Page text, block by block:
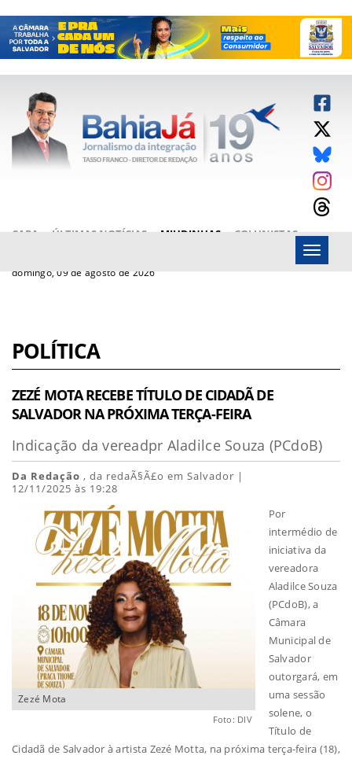
CAPA ÚLTIMAS NOTÍCIAS MIUDINHAS
COLUNISTAS
domingo, 09 de agosto de 2026
Menu
POLÍTICA
ZEZÉ MOTA RECEBE TÍTULO DE CIDADÃ DE
SALVADOR NA PRÓXIMA TERÇA-FEIRA
Indicação da vereadpr Aladilce Souza (PCdoB)
Da Redação , da redaÃ§Ã£o em Salvador |
12/11/2025 às 19:28
Zezé Mota
Foto: DIV
Por
intermédio de
iniciativa da
vereadora
Aladilce Souza
(PCdoB), a
Câmara
Municipal de
Salvador
outorgará, em
uma sessão
solene, o
Título de
Cidadã de Salvador à artista Zezé Motta, na próxima terça-feira (18),